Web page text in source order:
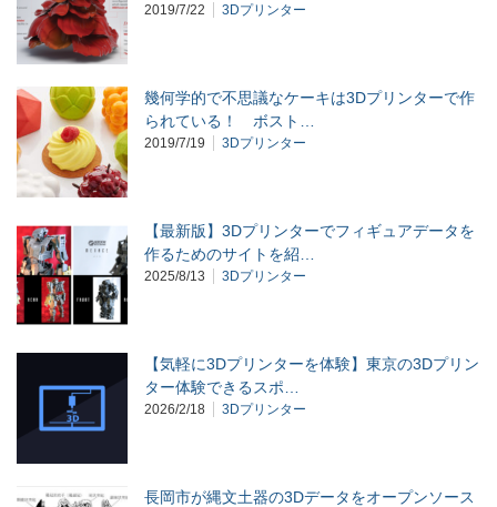
2019/7/22 3Dプリンター
幾何学的で不思議なケーキは3Dプリンターで作
られている！ ボスト…
2019/7/19 3Dプリンター
【最新版】3Dプリンターでフィギュアデータを
作るためのサイトを紹…
2025/8/13 3Dプリンター
【気軽に3Dプリンターを体験】東京の3Dプリン
ター体験できるスポ…
2026/2/18 3Dプリンター
長岡市が縄文土器の3Dデータをオープンソース